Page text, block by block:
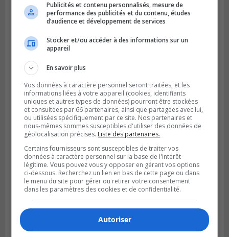
LA PRAIRIE
Publié le 5 août 2026 à 11h59
La Prairie loue des espaces de glace
jusqu’en avril 2027
LA PRAIRIE
Publié le 4 août 2026 à 15h50
Le mur du rempart de La Prairie retrouve
sa jeunesse
Publicités et contenu personnalisés, mesure de
performance des publicités et du contenu, études
d’audience et développement de services
Stocker et/ou accéder à des informations sur un
appareil
En savoir plus
Vos données à caractère personnel seront traitées, et les
informations liées à votre appareil (cookies, identifiants
uniques et autres types de données) pourront être stockées
et consultées par 66 partenaires, ainsi que partagées avec lui,
ou utilisées spécifiquement par ce site. Nos partenaires et
nous-mêmes sommes susceptibles d'utiliser des données de
géolocalisation précises. Liste des partenaires.
Certains fournisseurs sont susceptibles de traiter vos
données à caractère personnel sur la base de l'intérêt
légitime. Vous pouvez vous y opposer en gérant vos options
ci-dessous. Recherchez un lien en bas de cette page ou dans
le menu du site pour gérer ou retirer votre consentement
dans les paramètres des cookies et de confidentialité.
Autoriser